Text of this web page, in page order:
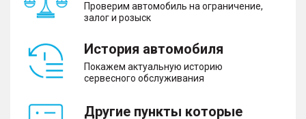
Проверим автомобиль на ограничение,
залог и розыск
История автомобиля
Покажем актуальную историю
сервесного обслуживания
Другие пункты которые